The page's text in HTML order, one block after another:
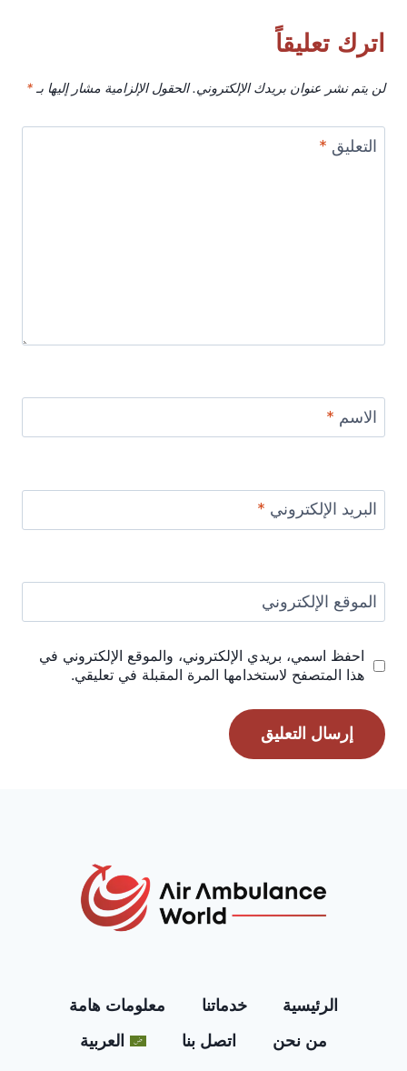
اترك تعليقاً
لن يتم نشر عنوان بريدك الإلكتروني. الحقول الإلزامية مشار إليها بـ *
التعليق *
الاسم *
البريد الإلكتروني *
الموقع الإلكتروني
احفظ اسمي، بريدي الإلكتروني، والموقع الإلكتروني في
هذا المتصفح لاستخدامها المرة المقبلة في تعليقي.
الرئيسية خدماتنا
معلومات هامة
من نحن
اتصل بنا العربية